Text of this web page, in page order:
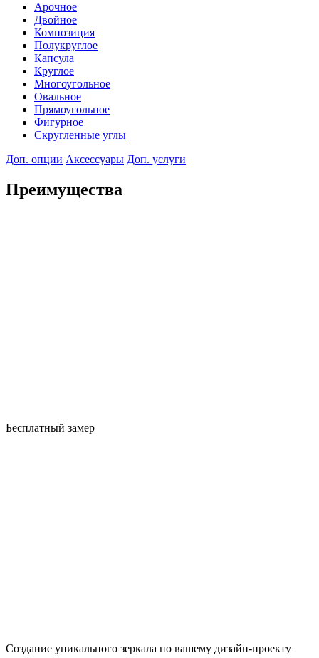
Арочное
Двойное
Композиция
Полукруглое
Капсула
Круглое
Многоугольное
Овальное
Прямоугольное
Фигурное
Скругленные углы
Доп. опции Аксессуары Доп. услуги
Преимущества
Бесплатный замер
Создание уникального зеркала по вашему дизайн-проекту